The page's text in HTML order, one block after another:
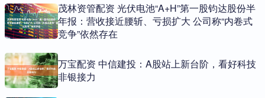
茂林资管配资 光伏电池“A+H”第一股钧达股份半
年报：营收接近腰斩、亏损扩大 公司称“内卷式
竞争”依然存在
万宝配资 中信建投：A股站上新台阶，看好科技
非银接力